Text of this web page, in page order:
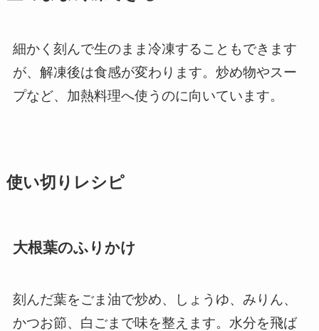
細かく刻んで生のまま冷凍することもできます
が、解凍後は食感が変わります。炒め物やスー
プなど、加熱料理へ使うのに向いています。
使い切りレシピ
大根葉のふりかけ
刻んだ葉をごま油で炒め、しょうゆ、みりん、
かつお節、白ごまで味を整えます。水分を飛ば